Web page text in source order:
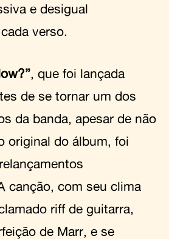
e desigual
verso.
, que foi lançada
de se tornar um dos
da banda, apesar de não
original do álbum, foi
canção, com seu clima
riff de guitarra,
de Marr, e se